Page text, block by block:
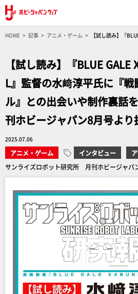
HOME 記事 アニメ・ゲーム
【試し読み】『
【試し読み】『BLUE GALE
L』監督の水﨑淳平氏に『
ル』との出会いや制作裏話
刊ホビージャパン8月号より
2025.07.06
アニメ・ゲーム インタビュー
サンライズロボット研究所 月刊ホビージャパ